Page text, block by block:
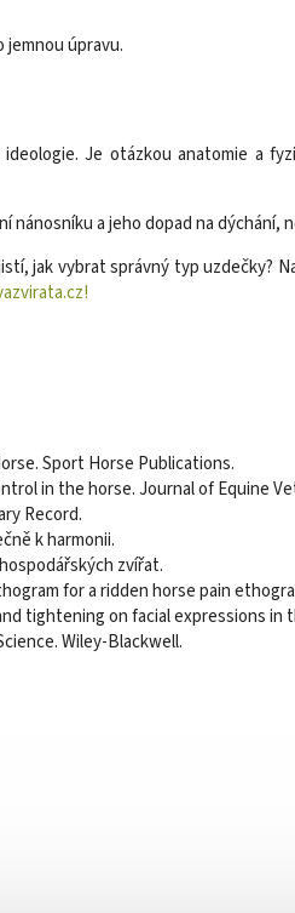
jemnou úpravu.
Je otázkou anatomie a
nánosníku a jeho dopad na
jak vybrat správný typ uzdečky?
Sport Horse Publications.
in the horse. Journal of Equine
Record.
k harmonii.
zvířat.
for a ridden horse pain
tightening on facial expressions in
Wiley-Blackwell.